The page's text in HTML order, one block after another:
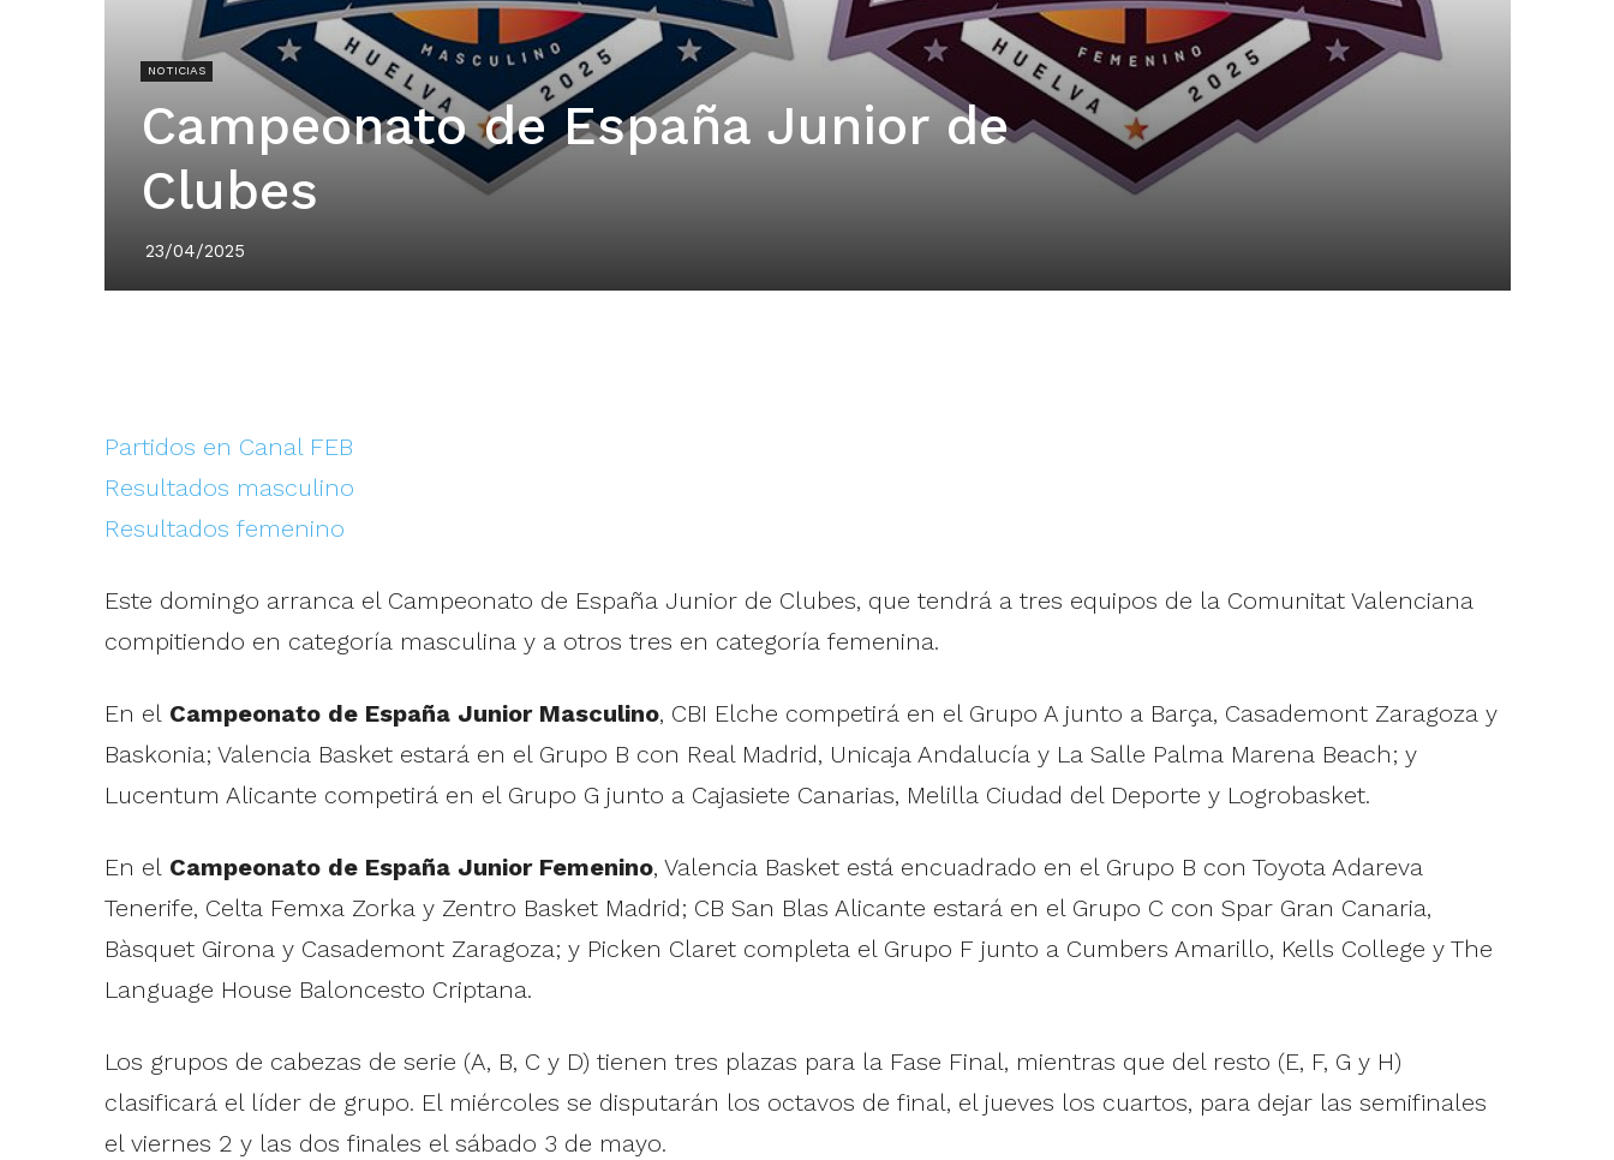
NOTICIAS
Campeonato de España Junior de
Clubes
23/04/2025
Partidos en Canal FEB
Resultados masculino
Resultados femenino
Este domingo arranca el Campeonato de España Junior de Clubes, que tendrá a tres equipos de la Comunitat Valenciana
compitiendo en categoría masculina y a otros tres en categoría femenina.
En el Campeonato de España Junior Masculino, CBI Elche competirá en el Grupo A junto a Barça, Casademont Zaragoza y
Baskonia; Valencia Basket estará en el Grupo B con Real Madrid, Unicaja Andalucía y La Salle Palma Marena Beach; y
Lucentum Alicante competirá en el Grupo G junto a Cajasiete Canarias, Melilla Ciudad del Deporte y Logrobasket.
En el Campeonato de España Junior Femenino, Valencia Basket está encuadrado en el Grupo B con Toyota Adareva
Tenerife, Celta Femxa Zorka y Zentro Basket Madrid; CB San Blas Alicante estará en el Grupo C con Spar Gran Canaria,
Bàsquet Girona y Casademont Zaragoza; y Picken Claret completa el Grupo F junto a Cumbers Amarillo, Kells College y The
Language House Baloncesto Criptana.
Los grupos de cabezas de serie (A, B, C y D) tienen tres plazas para la Fase Final, mientras que del resto (E, F, G y H)
clasificará el líder de grupo. El miércoles se disputarán los octavos de final, el jueves los cuartos, para dejar las semifinales
el viernes 2 y las dos finales el sábado 3 de mayo.